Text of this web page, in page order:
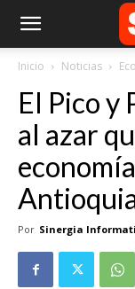
Inicio Noticias
El Pico y
al azar
Por Sinergia